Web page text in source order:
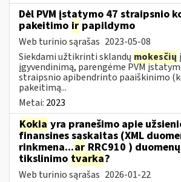
Dėl PVM įstatymo 47 straipsnio
pakeitimo ir papildymo
Web turinio sąrašas 2023-05-08
Siekdami užtikrinti sklandų mokesčių
įgyvendinimą, parengėme PVM
straipsnio apibendrinto paaiškinimo
pakeitimą...
Metai: 2023
Kokia yra pranešimo apie
finansines sąskaitas (XML
rinkmena...ar RRC910 )
tikslinimo tvarka?
Web turinio sąrašas 2026-01-22